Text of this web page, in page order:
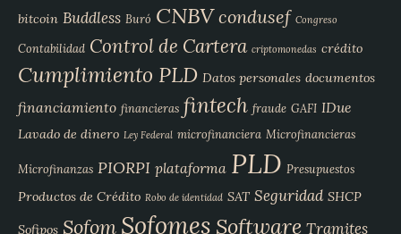
bitcoin Buddless Buró CNBVcondusef Congreso
Contabilidad Control de Cartera criptomonedas crédito
Cumplimiento PLD Datos personales documentos
financiamiento financieras fintech fraude GAFI IDue
Lavado de dinero Ley Federal microfinanciera Microfinancieras
Microfinanzas PIORPI plataforma PLD Presupuestos
Productos de Crédito Robo de identidad SAT Seguridad SHCP
Sofipos Sofom Sofomes Software Tramites